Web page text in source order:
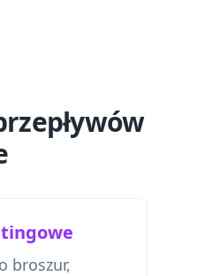
broszur,